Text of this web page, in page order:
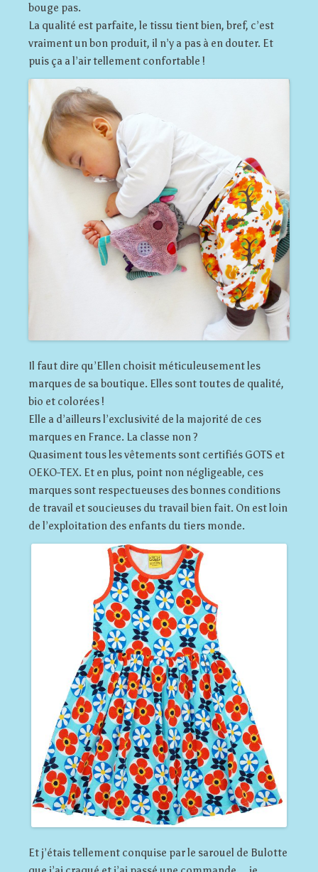
bouge pas.
La qualité est parfaite, le tissu tient bien, bref, c’est
vraiment un bon produit, il n’y a pas à en douter. Et
puis ça a l’air tellement confortable !
Il faut dire qu’Ellen choisit méticuleusement les
marques de sa boutique. Elles sont toutes de qualité,
bio et colorées !
Elle a d’ailleurs l’exclusivité de la majorité de ces
marques en France. La classe non ?
Quasiment tous les vêtements sont certifiés GOTS et
OEKO-TEX. Et en plus, point non négligeable, ces
marques sont respectueuses des bonnes conditions
de travail et soucieuses du travail bien fait. On est loin
de l’exploitation des enfants du tiers monde.
Et j’étais tellement conquise par le sarouel de Bulotte